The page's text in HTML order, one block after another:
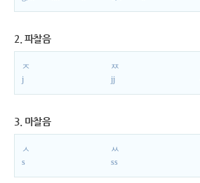
2. 파찰음
ㅈ
j
ㅉ
jj
3. 마찰음
ㅅ
s
ㅆ
ss